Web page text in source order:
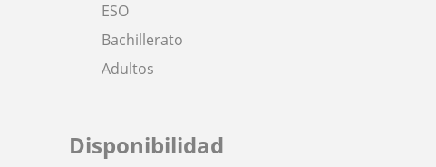
ESO
Bachillerato
Adultos
Disponibilidad